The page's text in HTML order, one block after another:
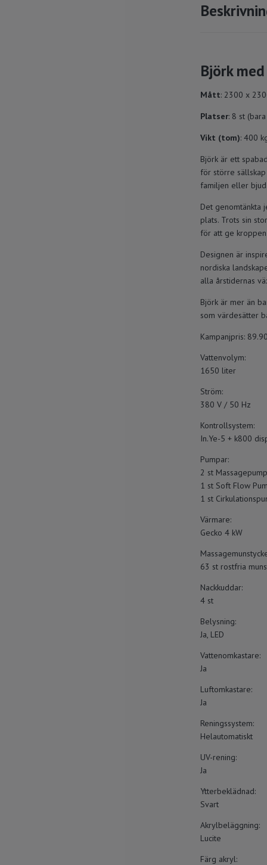
Björk
Mått: 2300 x
Platser: 8 st
Vikt (tom): 400
Björk är ett
för större
familjen eller
Det genomtänkta
plats. Trots sin
för att ge
Designen är
nordiska
alla årstidernas
Björk är mer än
som värdesätter
Kampanjpris:
Vattenvolym:
1650 liter
Ström:
380 V / 50 Hz
Kontrollsystem:
In.Ye-5 + k800
Pumpar:
2 st
1 st Soft Flow
1 st
Värmare:
Gecko 4 kW
63 st rostfria
Nackkuddar:
4 st
Belysning:
Ja, LED
Vattenomkastare:
Ja
Luftomkastare:
Ja
Reningssystem:
Helautomatiskt
UV-rening:
Ja
Ytterbeklädnad:
Svart
Akrylbeläggning:
Lucite
Färg akryl: